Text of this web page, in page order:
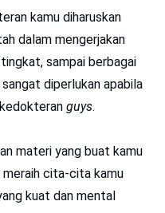
kamu diharuskan
dalam mengerjakan
sampai berbagai
diperlukan apabila
guys.
materi yang buat kamu
cita-cita kamu
kuat dan mental